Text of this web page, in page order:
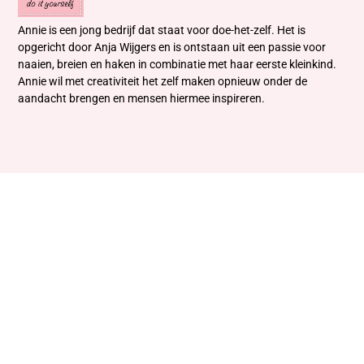
Annie is een jong bedrijf dat staat voor doe-het-zelf. Het is
opgericht door Anja Wijgers en is ontstaan uit een passie voor
naaien, breien en haken in combinatie met haar eerste kleinkind.
Annie wil met creativiteit het zelf maken opnieuw onder de
aandacht brengen en mensen hiermee inspireren.